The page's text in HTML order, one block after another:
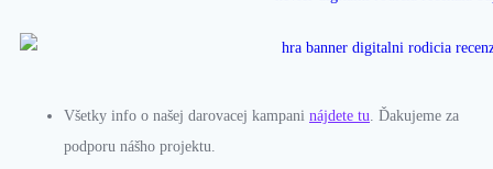
Všetky info o našej darovacej kampani nájdete tu. Ďakujeme za
podporu nášho projektu.